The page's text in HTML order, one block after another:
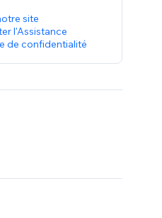
site
l'Assistance
de confidentialité